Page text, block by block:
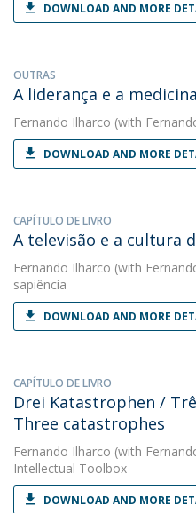
DOWNLOAD AND MORE
OUTRAS
A liderança e a
Fernando Ilharco (with
DOWNLOAD AND MORE
CAPÍTULO DE LIVRO
A televisão e a cultura
Fernando Ilharco (with
sapiência
DOWNLOAD AND MORE
CAPÍTULO DE LIVRO
Drei Katastrophen /
Three catastrophes
Fernando Ilharco (with
Intellectual Toolbox
DOWNLOAD AND MORE